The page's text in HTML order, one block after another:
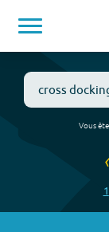
Vous
1